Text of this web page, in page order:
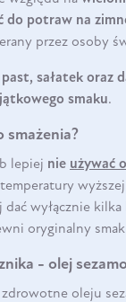
do potraw na
przez osoby
sałatek oraz
smaku.
smażenia?
lepiej nie używać
wyłącznie
oryginalny
- olej
oleju